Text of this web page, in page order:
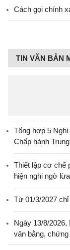
Cách gọi chính
TIN VĂN BẢN
Tổng hợp 5
Chấp hành
Thiết lập cơ chế
hiện nghi ngờ
Từ 01/3/2027
Ngày 13/8/
văn bằng,